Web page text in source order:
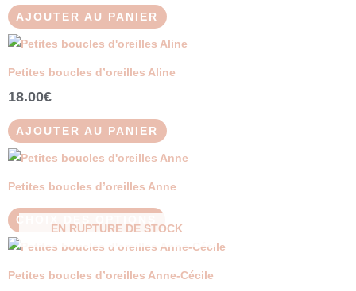
sur
du
AJOUTER AU PANIER
Petites boucles d’oreilles Aline
18.00€
AJOUTER AU PANIER
Petites boucles d’oreilles Anne
CHOIX DES OPTIONS
Ce
options
EN RUPTURE DE STOCK
Petites boucles d’oreilles Anne-Cécile